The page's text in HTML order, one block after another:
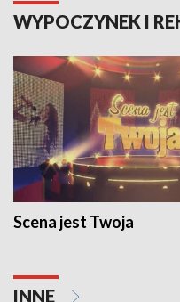
WYPOCZYNEK I
Scena jest Twoja
INNE